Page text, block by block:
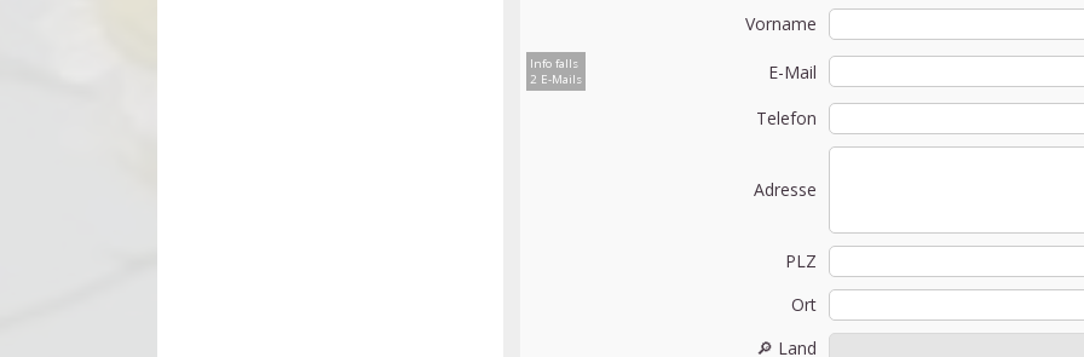
Vorname
Info falls
2 E-Mails
E-Mail
Telefon
Adresse
PLZ
Ort
🔎 Land